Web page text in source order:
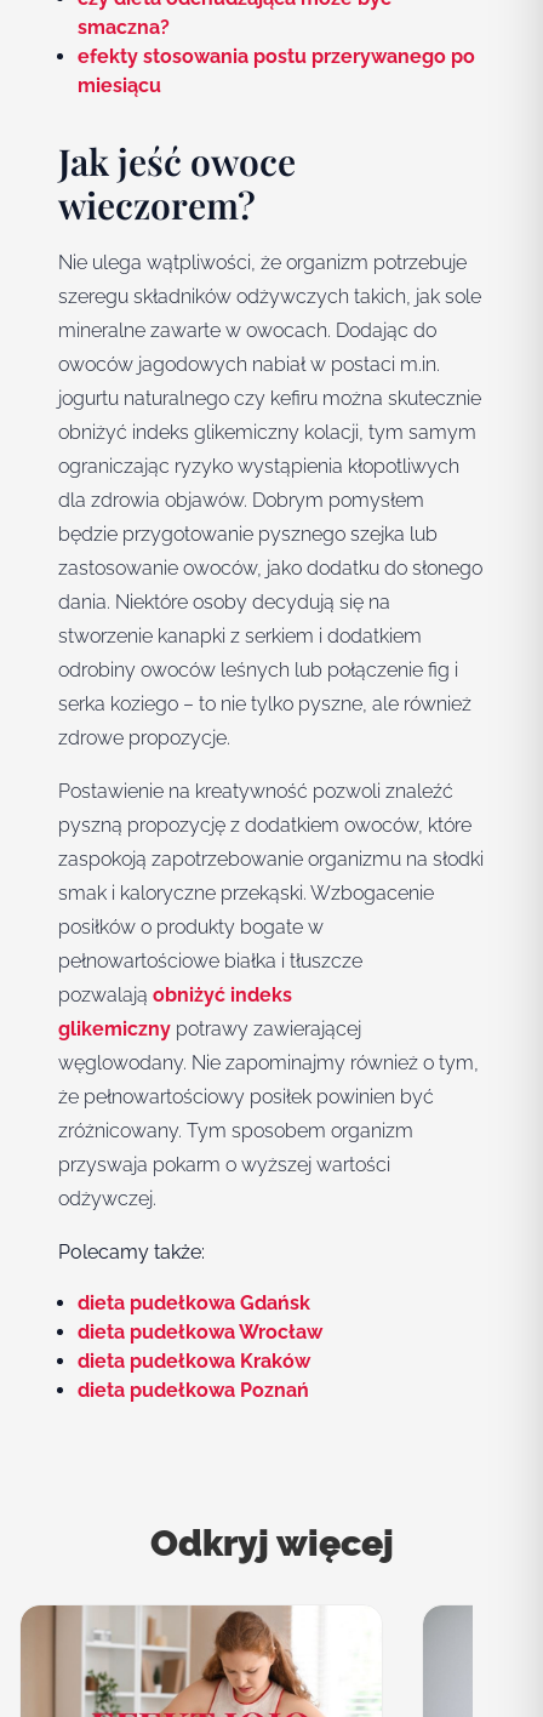
smaczna?
efekty stosowania postu przerywanego po
miesiącu
Jak jeść owoce
wieczorem?
Nie ulega wątpliwości, że organizm potrzebuje
szeregu składników odżywczych takich, jak sole
mineralne zawarte w owocach. Dodając do
owoców jagodowych nabiał w postaci m.in.
jogurtu naturalnego czy kefiru można skutecznie
obniżyć indeks glikemiczny kolacji, tym samym
ograniczając ryzyko wystąpienia kłopotliwych
dla zdrowia objawów. Dobrym pomysłem
będzie przygotowanie pysznego szejka lub
zastosowanie owoców, jako dodatku do słonego
dania. Niektóre osoby decydują się na
stworzenie kanapki z serkiem i dodatkiem
odrobiny owoców leśnych lub połączenie fig i
serka koziego – to nie tylko pyszne, ale również
zdrowe propozycje.
Postawienie na kreatywność pozwoli znaleźć
pyszną propozycję z dodatkiem owoców, które
zaspokoją zapotrzebowanie organizmu na słodki
smak i kaloryczne przekąski. Wzbogacenie
posiłków o produkty bogate w
pełnowartościowe białka i tłuszcze
pozwalają obniżyć indeks
glikemiczny potrawy zawierającej
węglowodany. Nie zapominajmy również o tym,
że pełnowartościowy posiłek powinien być
zróżnicowany. Tym sposobem organizm
przyswaja pokarm o wyższej wartości
odżywczej.
Polecamy także:
dieta pudełkowa Gdańsk
dieta pudełkowa Wrocław
dieta pudełkowa Kraków
dieta pudełkowa Poznań
Odkryj więcej